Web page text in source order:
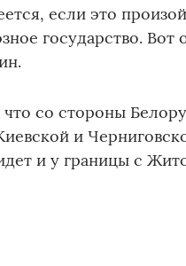
если это
государство.
со стороны
и
и у границы с